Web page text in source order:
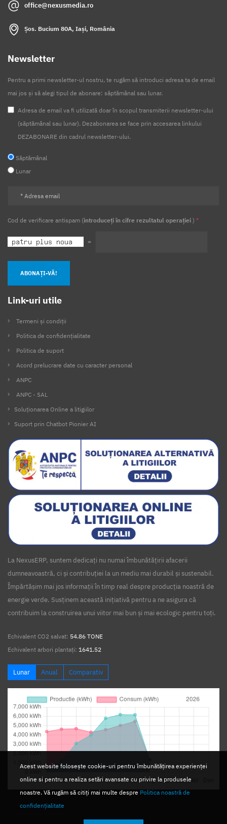
Acest website folosește cookie-uri pentru îmbunătățirea experienței
online si pentru a realiza setări avansate cu privire la produsele
noastre. Vă rugăm să citiți mai multe despre Politica noastră de
confidențialitate
office@nexusmedia.ro
Șos. Bucium 80A, Iași, România
Newsletter
Pentru a primi newsletter-ul nostru, te rugăm să introduci adresa ta de email
mai jos și să alegi tipul de abonare: săptămânal sau lunar.
Adresa de email va fi utilizată doar în scopul transmiterii newsletter-ului
(săptămânal sau lunar). Dezabonarea se face prin accesarea linkului
DEZABONARE din cadrul newsletter-ului.
Săptămânal
Lunar
Cod de verificare antispam (introduceți în cifre rezultatul operației ) *
=
ABONAȚI-VĂ!
Link-uri utile
Termeni și condiții
Politica de confidențialitate
Politica de suport
Acord prelucrare date cu caracter personal
ANPC
ANPC - SAL
Soluționarea Online a litigiilor
Suport prin Chatbot Pionier AI
La NexusERP, suntem dedicați nu numai îmbunătățirii afacerii
dumneavoastră, ci și contribuției la un mediu mai durabil și sustenabil.
Împărtășim mai jos informații în timp real despre producția noastră de
energie verde. Susținem această inițiativă pentru a ne asigura că
contribuim la construirea unui viitor mai bun și mai ecologic pentru toți.
Echivalent CO2 salvat: 54.86 TONE
Echivalent arbori plantați: 1641.52
Lunar Anual Comparativ